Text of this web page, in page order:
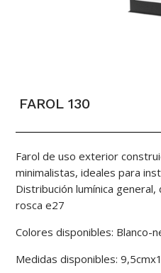
FAROL 130
Farol de uso exterior
minimalistas, ideales para
Distribución lumínica general,
rosca e27
Colores disponibles: Blanco-
Medidas disponibles: